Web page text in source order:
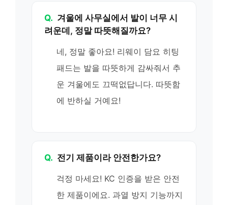
Q. 겨울에 사무실에서 발이 너무 시
려운데, 정말 따뜻해질까요?
네, 정말 좋아요! 리웨이 담요 히팅
패드는 발을 따뜻하게 감싸줘서 추
운 겨울에도 끄떡없답니다. 따뜻함
에 반하실 거예요!
Q. 전기 제품이라 안전한가요?
걱정 마세요! KC 인증을 받은 안전
한 제품이에요. 과열 방지 기능까지